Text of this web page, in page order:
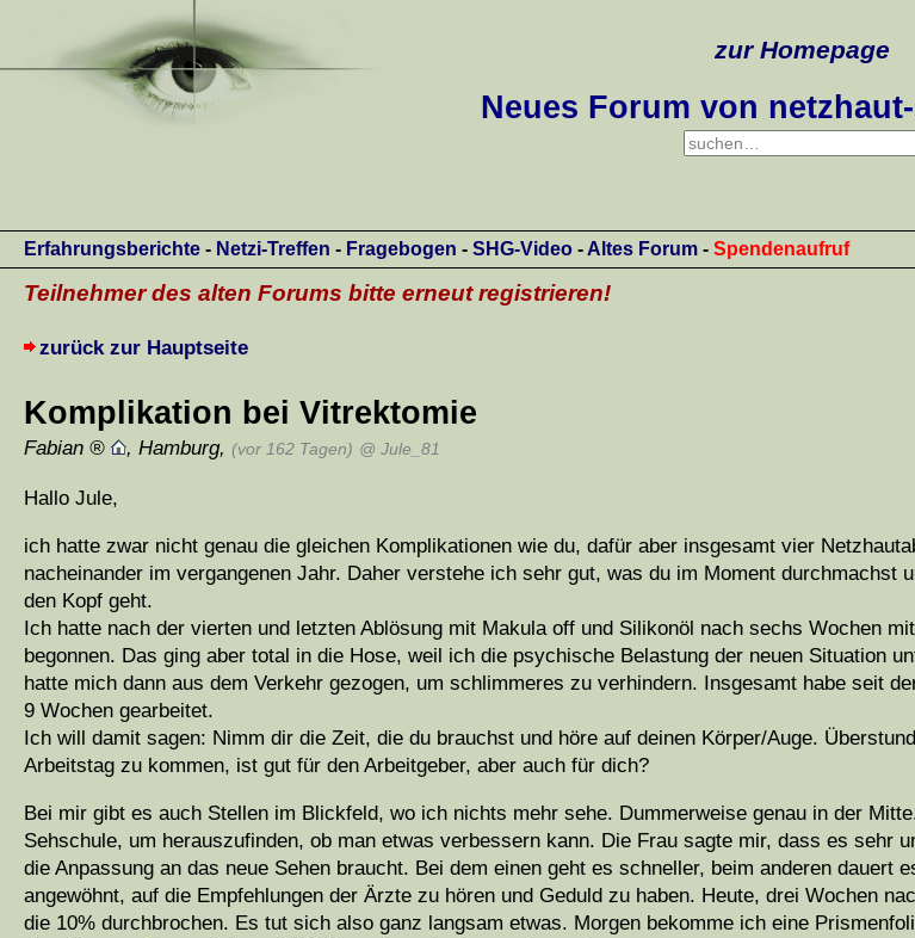
zur Homepage
Neues Forum von
Erfahrungsberichte - Netzi-Treffen - Fragebogen - SHG-Video -Altes Forum - Spendenaufruf
Teilnehmer des alten Forums bitte erneut registrieren!
zurück zur Hauptseite
Komplikation bei Vitrektomie
Fabian , Hamburg, (vor 162 Tagen) @ Jule_81
Hallo Jule,
ich hatte zwar nicht genau die gleichen Komplikationen wie du, dafür aber insgesamt vier
nacheinander im vergangenen Jahr. Daher verstehe ich sehr gut, was du im Moment durchmachst
den Kopf geht.
Ich hatte nach der vierten und letzten Ablösung mit Makula off und Silikonöl nach sechs Wochen
begonnen. Das ging aber total in die Hose, weil ich die psychische Belastung der neuen Situation
hatte mich dann aus dem Verkehr gezogen, um schlimmeres zu verhindern. Insgesamt habe seit
9 Wochen gearbeitet.
Ich will damit sagen: Nimm dir die Zeit, die du brauchst und höre auf deinen Körper/Auge.
Arbeitstag zu kommen, ist gut für den Arbeitgeber, aber auch für dich?
Bei mir gibt es auch Stellen im Blickfeld, wo ich nichts mehr sehe. Dummerweise genau in der
Sehschule, um herauszufinden, ob man etwas verbessern kann. Die Frau sagte mir, dass es sehr
die Anpassung an das neue Sehen braucht. Bei dem einen geht es schneller, beim anderen dauert
angewöhnt, auf die Empfehlungen der Ärzte zu hören und Geduld zu haben. Heute, drei Wochen
die 10% durchbrochen. Es tut sich also ganz langsam etwas. Morgen bekomme ich eine